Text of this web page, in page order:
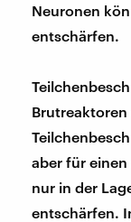
Neuronen
entschärfen.
Brutreaktoren
aber für
nur in der
entschärfen.